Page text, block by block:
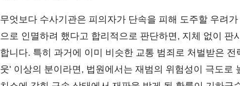
무엇보다 수사기관은 피의자가 단속을 피해 도주할 우려
으로 인멸하려 했다고 합리적으로 판단하면, 지체 없이 판
합니다. 특히 과거에 이미 비슷한 교통 범죄로 처벌받은
웃' 이상의 분이라면, 법원에서는 재범의 위험성이 극도로